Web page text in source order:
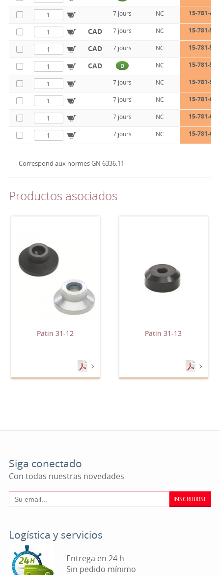
7 jours NC 15-781-40-
CAD 7 jours NC 15-781-50-
CAD 7 jours NC 15-781-50-
CAD D NC 15-781-50-
7 jours NC 15-781-50-
7 jours NC 15-781-63-
7 jours NC 15-781-63-
7 jours NC 15-781-63-
Correspond aux normes GN 6336.11
Productos asociados
Patin 31-12 Patin 31-13
Siga conectado
Con todas nuestras novedades
INSCRIBIRSE
Logística y servicios
Entrega en 24 h
Sin pedido mínimo